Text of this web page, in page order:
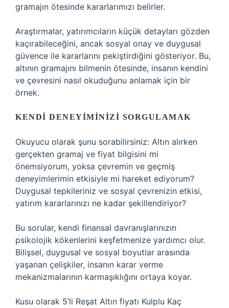
gramajın ötesinde kararlarımızı belirler.
Araştırmalar, yatırımcıların küçük detayları gözden
kaçırabileceğini, ancak sosyal onay ve duygusal
güvence ile kararlarını pekiştirdiğini gösteriyor. Bu,
altının gramajını bilmenin ötesinde, insanın kendini
ve çevresini nasıl okuduğunu anlamak için bir
örnek.
KENDI DENEYIMINIZI SORGULAMAK
Okuyucu olarak şunu sorabilirsiniz: Altın alırken
gerçekten gramaj ve fiyat bilgisini mi
önemsiyorum, yoksa çevremin ve geçmiş
deneyimlerimin etkisiyle mi hareket ediyorum?
Duygusal tepkileriniz ve sosyal çevrenizin etkisi,
yatırım kararlarınızı ne kadar şekillendiriyor?
Bu sorular, kendi finansal davranışlarınızın
psikolojik kökenlerini keşfetmenize yardımcı olur.
Bilişsel, duygusal ve sosyal boyutlar arasında
yaşanan çelişkiler, insanın karar verme
mekanizmalarının karmaşıklığını ortaya koyar.
Kusu olarak 5’li Reşat Altın fiyatı Kulplu Kaç